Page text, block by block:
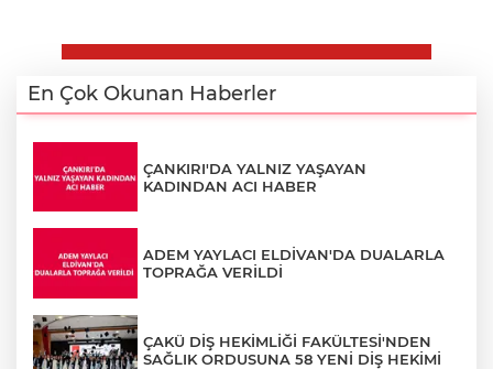
En Çok Okunan Haberler
ÇANKIRI'DA YALNIZ YAŞAYAN
KADINDAN ACI HABER
ADEM YAYLACI ELDİVAN'DA DUALARLA
TOPRAĞA VERİLDİ
ÇAKÜ DİŞ HEKİMLİĞİ FAKÜLTESİ'NDEN
SAĞLIK ORDUSUNA 58 YENİ DİŞ HEKİMİ